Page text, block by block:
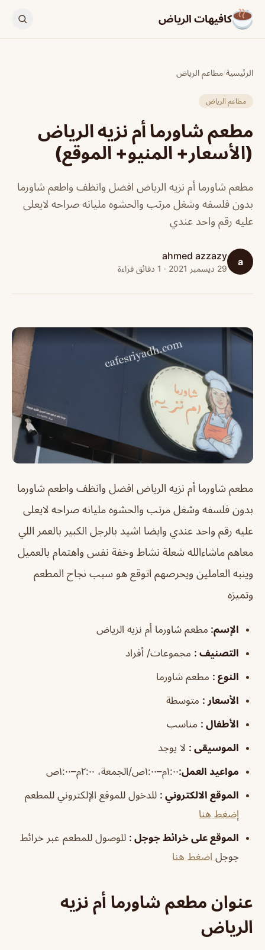
كافيهات الرياض
الرئيسية/مطاعم الرياض
مطاعم الرياض
مطعم شاورما أم نزيه الرياض
(الأسعار+ المنيو+ الموقع)
مطعم شاورما أم نزيه الرياض افضل وانظف واطعم شاورما
بدون فلسفه وشغل مرتب والحشوه مليانه صراحه لايعلى
عليه رقم واحد عندي
a
ahmed azzazy
29 ديسمبر 2021 · 1 دقائق قراءة
مطعم شاورما أم نزيه الرياض افضل وانظف واطعم شاورما
بدون فلسفه وشغل مرتب والحشوه مليانه صراحه لايعلى
عليه رقم واحد عندي وايضا اشيد بالرجل الكبير بالعمر اللي
معاهم ماشاءالله شعلة نشاط وخفة نفس واهتمام بالعميل
وينبه العاملين ويحرصهم اتوقع هو سبب نجاح المطعم
وتميزه
الإسم: مطعم شاورما أم نزيه الرياض
التصنيف : مجموعات/ أفراد
النوع : مطعم شاورما
الأسعار : متوسطة
الأطفال : مناسب
الموسيقى : لا يوجد
مواعيد العمل:١:٠٠م–١:٠٠ص/الجمعة، ٢:٠٠م–١:٠٠ص
الموقع الالكتروني : للدخول للموقع الإلكتروني للمطعم
إضغط هنا
الموقع على خرائط جوجل : للوصول للمطعم عبر خرائط
جوجل اضغط هنا
عنوان مطعم شاورما أم نزيه
الرياض